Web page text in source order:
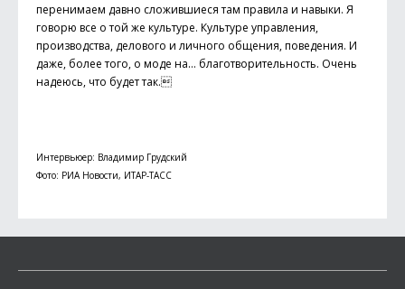
перенимаем давно сложившиеся там правила и навыки. Я
говорю все о той же культуре. Культуре управления,
производства, делового и личного общения, поведения. И
даже, более того, о моде на… благотворительность. Очень
надеюсь, что будет так.
Интервьюер: Владимир Грудский
Фото: РИА Новости, ИТАР-ТАСС